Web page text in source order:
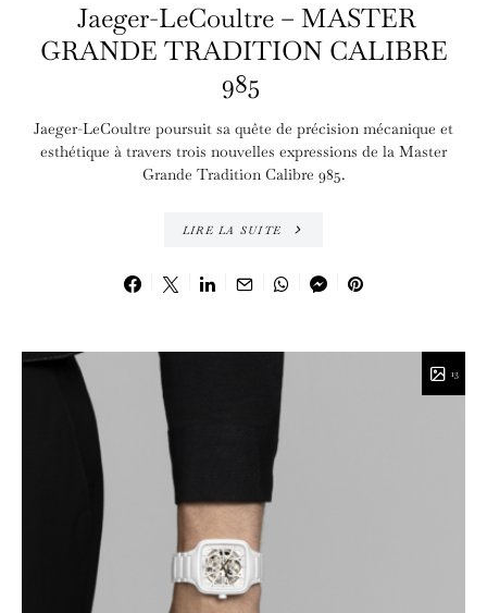
Jaeger-LeCoultre – MASTER
GRANDE TRADITION CALIBRE
985
Jaeger-LeCoultre poursuit sa quête de précision mécanique et
esthétique à travers trois nouvelles expressions de la Master
Grande Tradition Calibre 985.
LIRE LA SUITE
13